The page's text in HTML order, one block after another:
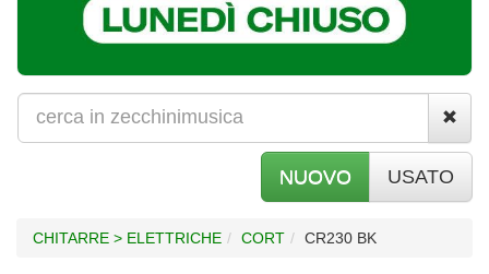
NUOVO USATO
CHITARRE > ELETTRICHE CORT CR230 BK